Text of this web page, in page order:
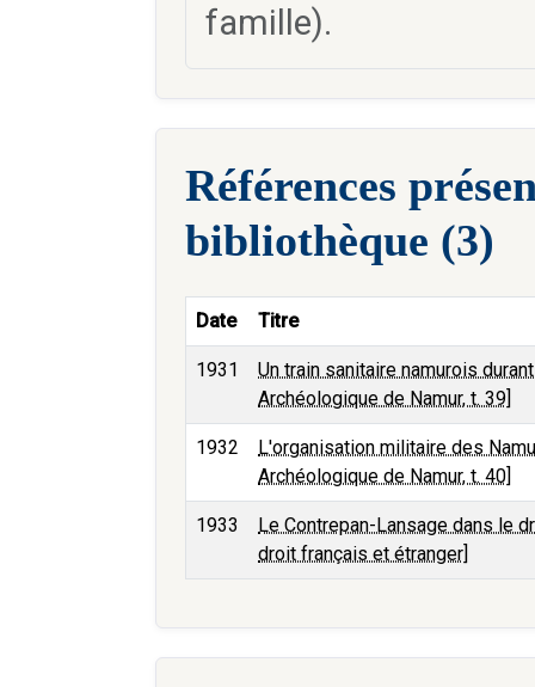
famille).
Références
bibliothèque (3)
Date Titre
1931
Un train sanitaire namurois
Archéologique de Namur, t. 39]
1932
L'organisation militaire des
Archéologique de Namur, t. 40]
1933
Le Contrepan-Lansage dans le
droit français et étranger]